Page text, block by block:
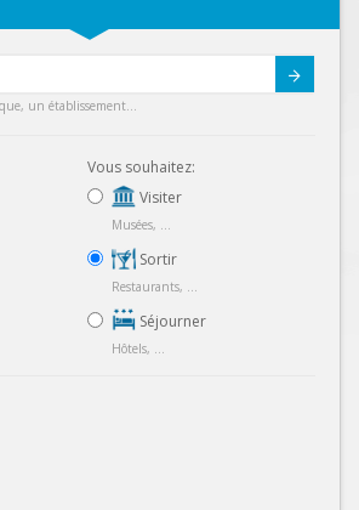
un établissement...
Vous souhaitez:
Visiter
Musées, ...
Sortir
Restaurants, ...
Séjourner
Hôtels, ...